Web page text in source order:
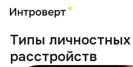
Типы личностных
расстройств